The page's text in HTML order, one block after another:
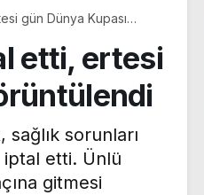
gün Dünya Kupası
etti, ertesi
sorunları
iptal etti. Ünlü
gitmesi